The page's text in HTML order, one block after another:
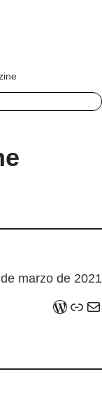
marzo de 2021
WordPress Enlace Correo electrónico